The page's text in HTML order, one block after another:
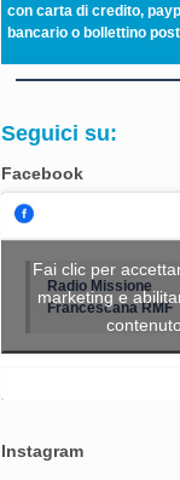
con carta di credito,
bancario o bollettino
Seguici su:
Facebook
Radio Missione
Francescana RMF
Fai clic per
marketing e
contenuto
Instagram